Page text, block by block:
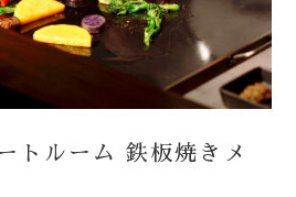
トルーム 鉄板焼きメ